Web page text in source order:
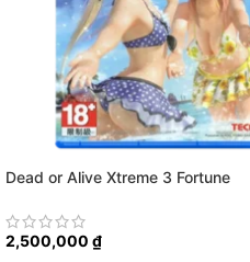
Dead or Alive Xtreme 3 Fortune
2,500,000 ₫